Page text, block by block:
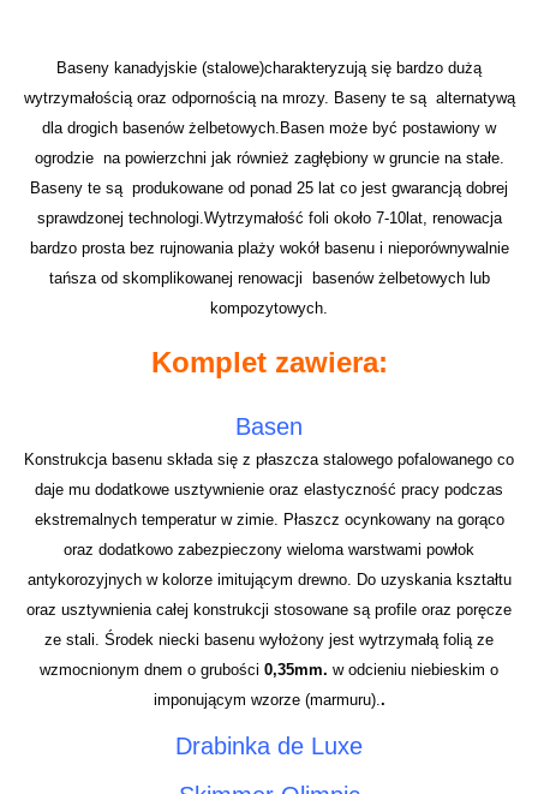
Baseny kanadyjskie (stalowe)charakteryzują się bardzo dużą
wytrzymałością oraz odpornością na mrozy. Baseny te są alternatywą
dla drogich basenów żelbetowych.Basen może być postawiony w
ogrodzie na powierzchni jak również zagłębiony w gruncie na stałe.
Baseny te są produkowane od ponad 25 lat co jest gwarancją dobrej
sprawdzonej technologi.Wytrzymałość foli około 7-10lat, renowacja
bardzo prosta bez rujnowania plaży wokół basenu i nieporównywalnie
tańsza od skomplikowanej renowacji basenów żelbetowych lub
kompozytowych.
Komplet zawiera:
Basen
Konstrukcja basenu składa się z płaszcza stalowego pofalowanego co
daje mu dodatkowe usztywnienie oraz elastyczność pracy podczas
ekstremalnych temperatur w zimie. Płaszcz ocynkowany na gorąco
oraz dodatkowo zabezpieczony wieloma warstwami powłok
antykorozyjnych w kolorze imitującym drewno. Do uzyskania kształtu
oraz usztywnienia całej konstrukcji stosowane są profile oraz poręcze
ze stali. Środek niecki basenu wyłożony jest wytrzymałą folią ze
wzmocnionym dnem o grubości 0,35mm. w odcieniu niebieskim o
imponującym wzorze (marmuru). .
Drabinka de Luxe